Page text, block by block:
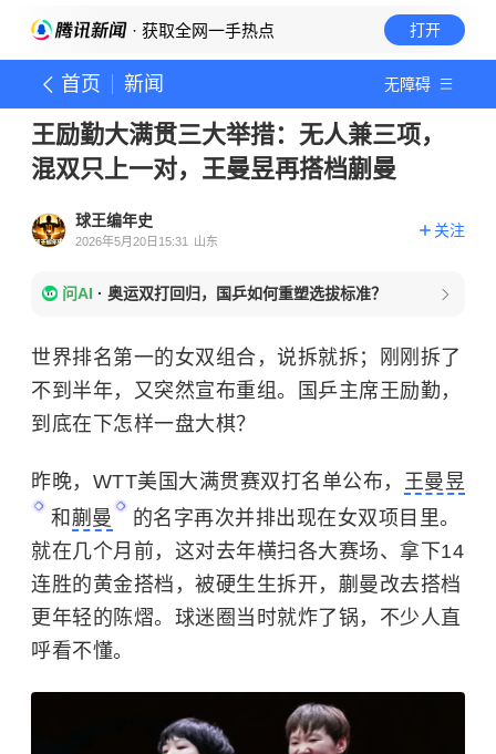
· 获取全网一手热点 打开
首页 新闻 无障碍
王励勤大满贯三大举措：无人兼三项，
混双只上一对，王曼昱再搭档蒯曼
球王编年史
2026年5月20日15:31 山东
关注
问AI · 奥运双打回归，国乒如何重塑选拔标准？
世界排名第一的女双组合，说拆就拆；刚刚拆了
不到半年，又突然宣布重组。国乒主席王励勤，
到底在下怎样一盘大棋？
昨晚，WTT美国大满贯赛双打名单公布， 王曼昱
和 蒯曼
的名字再次并排出现在女双项目里。
就在几个月前，这对去年横扫各大赛场、拿下14
连胜的黄金搭档，被硬生生拆开，蒯曼改去搭档
更年轻的陈熠。球迷圈当时就炸了锅，不少人直
呼看不懂。